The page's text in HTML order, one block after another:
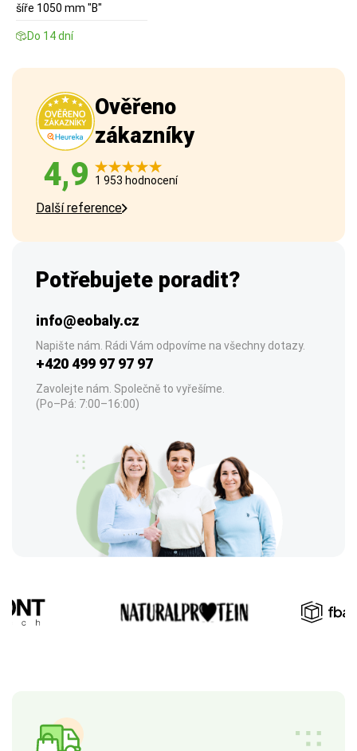
šíře 1050 mm "B"
Do 14 dní
Ověřeno
zákazníky
4,9 1 953 hodnocení
Další reference
Potřebujete poradit?
info@eobaly.cz
Napište nám. Rádi Vám odpovíme na všechny dotazy.
+420 499 97 97 97
Zavolejte nám. Společně to vyřešíme.
(Po–Pá: 7:00–16:00)